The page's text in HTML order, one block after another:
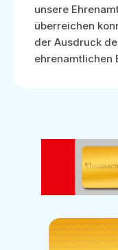
unsere
überreichen
der Ausdruck
ehrenamtlichen